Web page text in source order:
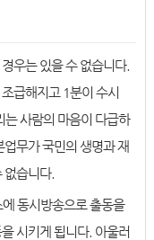
우는 있을 수 없습니다.
급해지고 1분이 수시
는 사람의 마음이 다급하
무가 국민의 생명과 재
습니다.
동시방송으로 출동을
시키게 됩니다. 아울러